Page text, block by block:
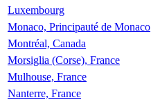
Luxembourg
Monaco, Principauté de Monaco
Montréal, Canada
Morsiglia (Corse), France
Mulhouse, France
Nanterre, France